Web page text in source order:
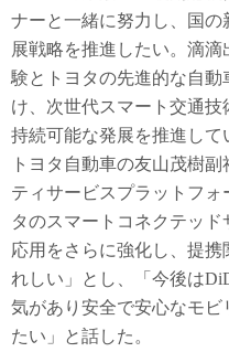
ナーと一緒に努力し、国
展戦略を推進したい。滴
験とトヨタの先進的な自
け、次世代スマート交通
持続可能な発展を推進して
トヨタ自動車の友山茂樹
ティサービスプラットフ
タのスマートコネクテッ
応用をさらに強化し、提携
れしい」とし、「今後は
気があり安全で安心なモビ
たい」と話した。